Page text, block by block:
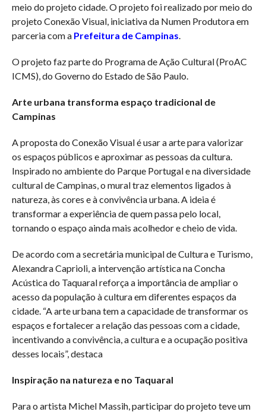
meio do projeto cidade. O projeto foi realizado por meio do
projeto Conexão Visual, iniciativa da Numen Produtora em
parceria com a Prefeitura de Campinas
O projeto faz parte do Programa de Ação Cultural (ProAC
ICMS), do Governo do Estado de São Paulo.
Arte urbana transforma espaço tradicional de
Campinas
A proposta do Conexão Visual é usar a arte para valorizar
os espaços públicos e aproximar as pessoas da cultura.
Inspirado no ambiente do Parque Portugal e na diversidade
cultural de Campinas, o mural traz elementos ligados à
natureza, às cores e à convivência urbana. A ideia é
transformar a experiência de quem passa pelo local,
tornando o espaço ainda mais acolhedor e cheio de vida.
De acordo com a secretária municipal de Cultura e Turismo,
Alexandra Caprioli, a intervenção artística na Concha
Acústica do Taquaral reforça a importância de ampliar o
acesso da população à cultura em diferentes espaços da
cidade. “A arte urbana tem a capacidade de transformar os
espaços e fortalecer a relação das pessoas com a cidade,
incentivando a convivência, a cultura e a ocupação positiva
desses locais”, destaca
Inspiração na natureza e no Taquaral
Para o artista Michel Massih, participar do projeto teve um